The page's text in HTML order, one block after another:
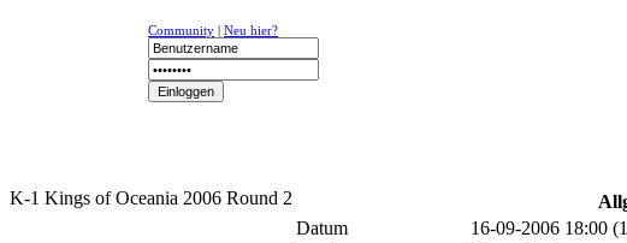
Community | Neu hier?
K-1 Kings of Oceania 2006 Round 2
Datum
16-09-2006 18:00